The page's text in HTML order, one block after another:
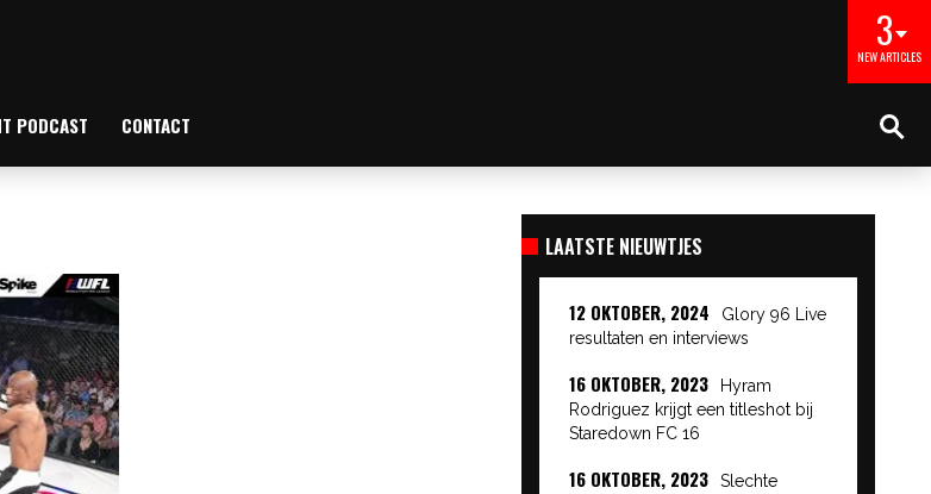
3
NEW ARTICLES
PODCAST CONTACT
LAATSTE NIEUWTJES
12 OKTOBER, 2024
Glory 96 Live
resultaten en interviews
16 OKTOBER, 2023
Hyram
Rodriguez krijgt een titleshot bij
Staredown FC 16
16 OKTOBER, 2023
Slechte